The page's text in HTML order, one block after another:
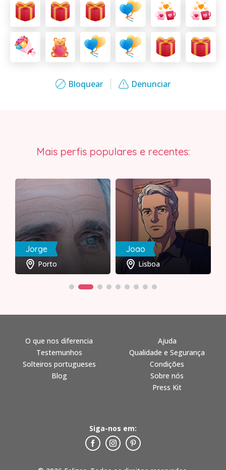
Bloquear Denunciar
Mais perfis populares e recentes:
Jorge
Porto
Joao
Lisboa
O que nos diferencia
Testemunhos
Solteiros portugueses
Blog
Ajuda
Qualidade e Segurança
Condições
Sobre nós
Press Kit
Siga-nos em: